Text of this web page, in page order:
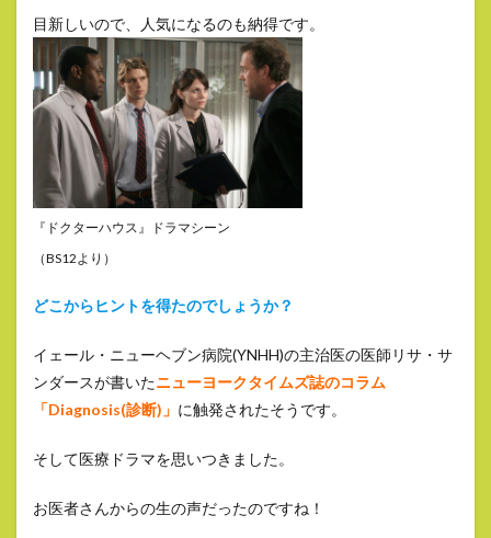
目新しいので、人気になるのも納得です。
『ドクターハウス』ドラマシーン
（BS12より）
どこからヒントを得たのでしょうか？
イェール・ニューヘブン病院(YNHH)の主治医の医師リサ・サ
ンダースが書いたニューヨークタイムズ誌のコラム
「Diagnosis(診断)」 に触発されたそうです。
そして医療ドラマを思いつきました。
お医者さんからの生の声だったのですね！